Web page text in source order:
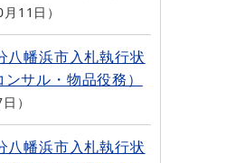
11日
八幡浜市入札執行状
サル・物品役務）
八幡浜市入札執行状